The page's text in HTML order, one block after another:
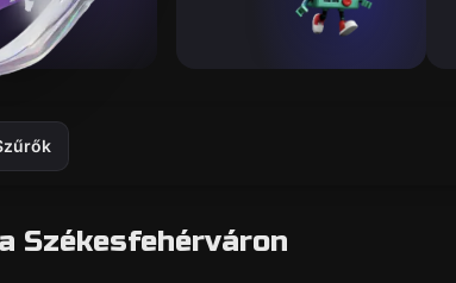
Székesfehérváron